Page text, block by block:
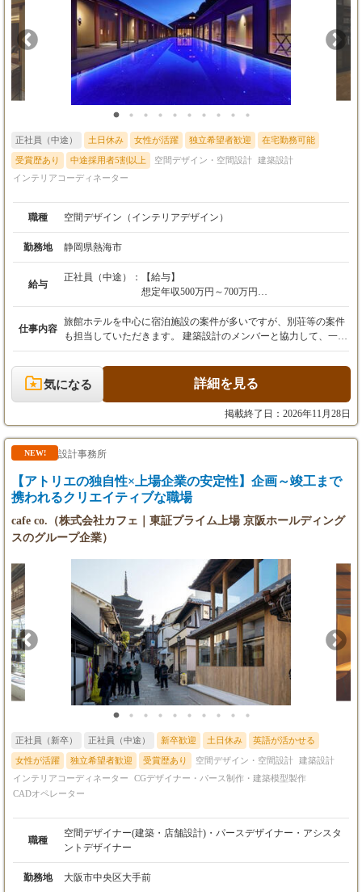
正社員（中途） 土日休み 女性が活躍 独立希望者歓迎 在宅勤務可能
受賞歴あり 中途採用者5割以上 空間デザイン・空間設計 建築設計
インテリアコーディネーター
職種 空間デザイン（インテリアデザイン）
勤務地 静岡県熱海市
給与
正社員（中途）：
【給与】
想定年収500万円～700万円
月給26万円～35万円
※経験・スキルを考慮の上、決定します。
【残業代】
上記月給は、固定残業代40時間分5.5万円～7.7
万円を含みます。
時間外労働が設定時間を超えた場合は、別途超
過分を全額支給します。
【昇給・賞与】
【試用期間】
試用期間：6ヵ月間（本採用時と条件変更な
年収600万円／32歳
仕事内容
旅館ホテルを中心に宿泊施設の案件が多いですが、別荘等の案件
も担当していただきます。 建築設計のメンバーと協力して、一棟
まるごとの案件もあるため実績を作っていただきやすいです。
〈主な業務内容〉 ・図面作成 ・クライアント/社内打ち合わせ ・
プレゼン ・家具の設計・選定 ・設計監理 ※一定の業務を一人で
遂行できる方を対象にリモート可
気になる 詳細を見る
掲載終了日：2026年11月28日
NEW! 設計事務所
【アトリエの独自性×上場企業の安定性】企画～竣工まで
携われるクリエイティブな職場
cafe co.（株式会社カフェ｜東証プライム上場 京阪ホールディング
スのグループ企業）
正社員（新卒） 正社員（中途） 新卒歓迎 土日休み 英語が活かせる
女性が活躍 独立希望者歓迎 受賞歴あり 空間デザイン・空間設計 建築設計
インテリアコーディネーター
CGデザイナー・パース制作・建築模型製作
CADオペレーター
職種
空間デザイナー(建築・店舗設計)・パースデザイナー・アシスタ
ントデザイナー
勤務地 大阪市中央区大手前